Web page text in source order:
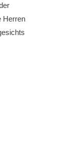
Herren